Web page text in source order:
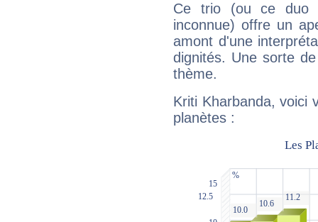
Ce trio (ou ce duo
inconnue) offre un
amont d'une
dignités. Une sorte
thème.
Kriti Kharbanda, voici
planètes :